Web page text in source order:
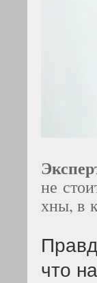
не
хны, в
что